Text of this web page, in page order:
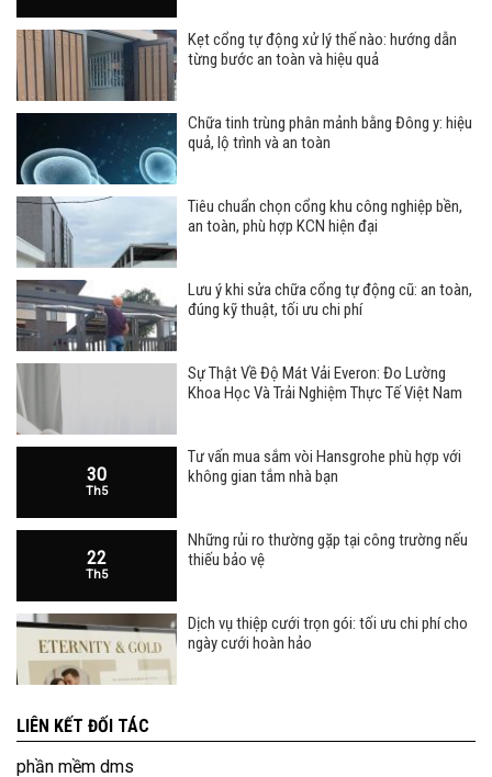
Kẹt cổng tự động xử lý thế nào: hướng dẫn
từng bước an toàn và hiệu quả
Chữa tinh trùng phân mảnh bằng Đông y: hiệu
quả, lộ trình và an toàn
Tiêu chuẩn chọn cổng khu công nghiệp bền,
an toàn, phù hợp KCN hiện đại
Lưu ý khi sửa chữa cổng tự động cũ: an toàn,
đúng kỹ thuật, tối ưu chi phí
Sự Thật Về Độ Mát Vải Everon: Đo Lường
Khoa Học Và Trải Nghiệm Thực Tế Việt Nam
30
Th5
Tư vấn mua sắm vòi Hansgrohe phù hợp với
không gian tắm nhà bạn
22
Th5
Những rủi ro thường gặp tại công trường nếu
thiếu bảo vệ
Dịch vụ thiệp cưới trọn gói: tối ưu chi phí cho
ngày cưới hoàn hảo
LIÊN KẾT ĐỐI TÁC
phần mềm dms